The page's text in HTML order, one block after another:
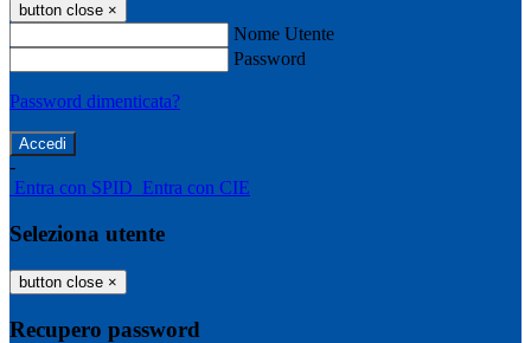
button close ×
Nome Utente
Password
Password dimenticata?
-
Entra con SPID Entra con CIE
Seleziona utente
button close ×
Recupero password